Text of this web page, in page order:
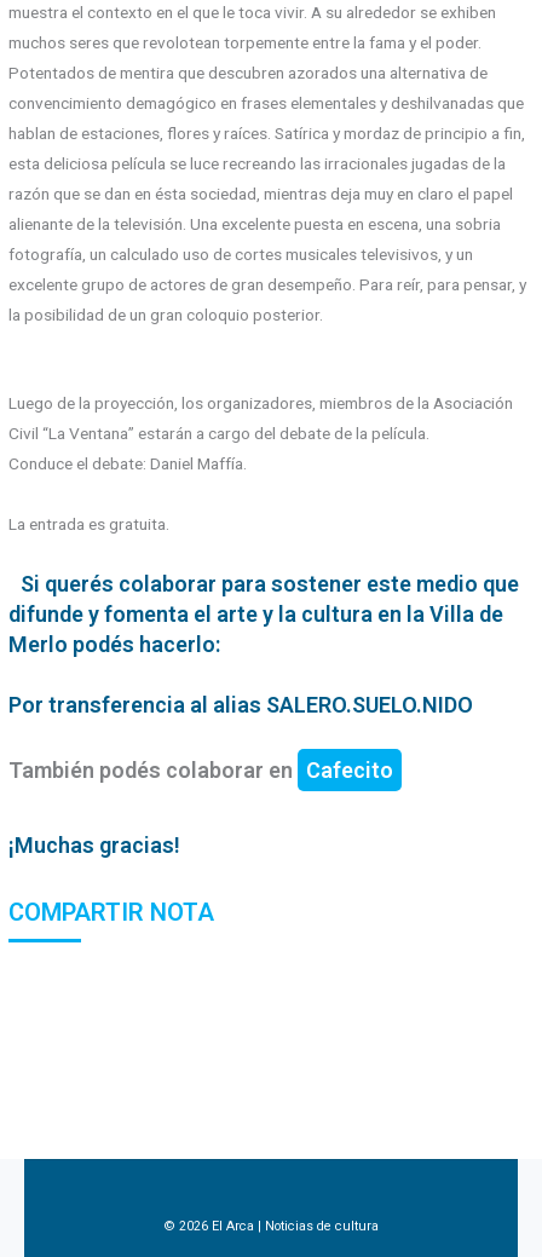
muestra el contexto en el que le toca vivir. A su alrededor se exhiben
muchos seres que revolotean torpemente entre la fama y el poder.
Potentados de mentira que descubren azorados una alternativa de
convencimiento demagógico en frases elementales y deshilvanadas que
hablan de estaciones, flores y raíces. Satírica y mordaz de principio a fin,
esta deliciosa película se luce recreando las irracionales jugadas de la
razón que se dan en ésta sociedad, mientras deja muy en claro el papel
alienante de la televisión. Una excelente puesta en escena, una sobria
fotografía, un calculado uso de cortes musicales televisivos, y un
excelente grupo de actores de gran desempeño. Para reír, para pensar, y
la posibilidad de un gran coloquio posterior.
Luego de la proyección, los organizadores, miembros de la Asociación
Civil “La Ventana” estarán a cargo del debate de la película.
Conduce el debate: Daniel Maffía.
La entrada es gratuita.
Si querés colaborar para sostener este medio que
difunde y fomenta el arte y la cultura en la Villa de
Merlo podés hacerlo:
Por transferencia al alias SALERO.SUELO.NIDO
También podés colaborar en Cafecito
¡Muchas gracias!
COMPARTIR NOTA
© 2026 El Arca | Noticias de cultura